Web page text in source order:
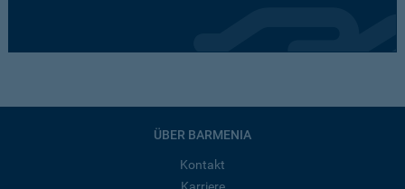
ÜBER BARMENIA
Kontakt